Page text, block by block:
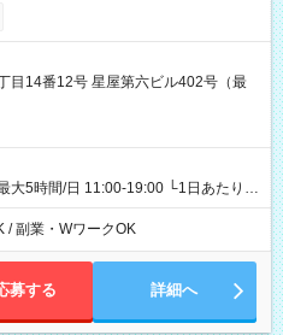
。
目14番12号 星屋第六ビル402号（最
大5時間/日 11:00-19:00 └1日あたりの
の時間帯内であれば、いつでも勤務可
、お好きな曜日でご勤務いただけま
自由な働き方が可能なお仕事です！
/ 副業・WワークOK
募する 詳細へ